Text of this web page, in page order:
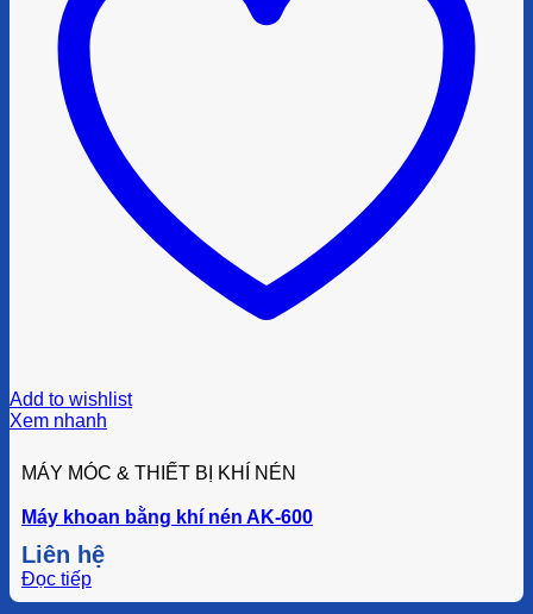
Add to wishlist
Xem nhanh
MÁY MÓC & THIẾT BỊ KHÍ NÉN
Máy khoan bằng khí nén AK-600
Liên hệ
Đọc tiếp